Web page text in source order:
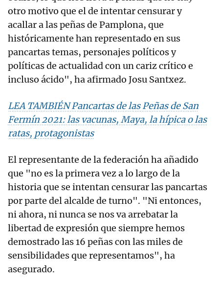
otro motivo que el de intentar censurar y
acallar a las peñas de Pamplona, que
históricamente han representado en sus
pancartas temas, personajes políticos y
políticas de actualidad con un cariz crítico e
incluso ácido", ha afirmado Josu Santxez.
LEA TAMBIÉN Pancartas de las Peñas de San
Fermín 2021: las vacunas, Maya, la hípica o las
ratas, protagonistas
El representante de la federación ha añadido
que "no es la primera vez a lo largo de la
historia que se intentan censurar las pancartas
por parte del alcalde de turno". "Ni entonces,
ni ahora, ni nunca se nos va arrebatar la
libertad de expresión que siempre hemos
demostrado las 16 peñas con las miles de
sensibilidades que representamos", ha
asegurado.